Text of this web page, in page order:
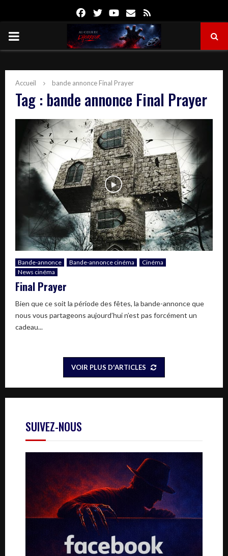
FacebookTwitterYoutube
Email
PRIMARY
Accueil bande annonce Final Prayer
Tag : bande annonce Final Prayer
Bande-annonce Bande-annonce cinéma
Cinéma
News cinéma
Final Prayer
Bien que ce soit la période des fêtes, la bande-annonce que
nous vous partageons aujourd’hui n’est pas forcément un
cadeau...
VOIR PLUS D'ARTICLES
SUIVEZ-NOUS